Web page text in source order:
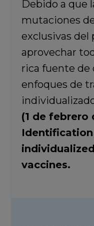
Debido a que
mutaciones
exclusivas del
aprovechar
rica fuente de
enfoques de
(1 de febrero
vaccines.